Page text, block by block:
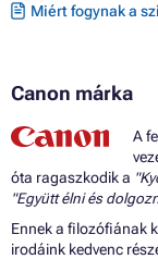
Toner CANON IR
Miért fogynak a
Canon márka
A
óta ragaszkodik a
"Együtt élni és
Ennek a filozófiának
irodáink kedvenc